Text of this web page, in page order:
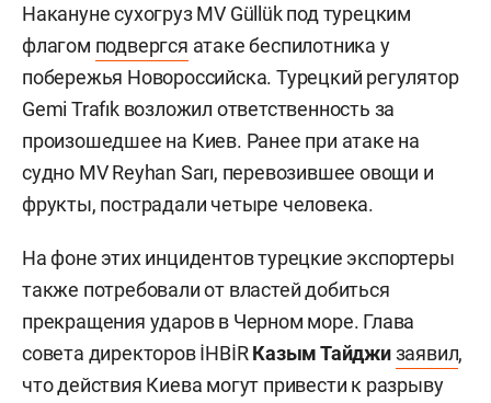
Накануне сухогруз MV Güllük под турецким
флагом подвергся атаке беспилотника у
побережья Новороссийска. Турецкий регулятор
Gemi Trafık возложил ответственность за
произошедшее на Киев. Ранее при атаке на
судно MV Reyhan Sarı, перевозившее овощи и
фрукты, пострадали четыре человека.
На фоне этих инцидентов турецкие экспортеры
также потребовали от властей добиться
прекращения ударов в Черном море. Глава
совета директоров İHBİRКазым Тайджизаявил,
что действия Киева могут привести к разрыву